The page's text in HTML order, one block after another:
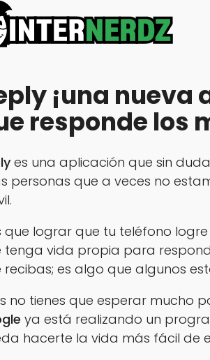
¡una nueva
responde los
es una aplicación que sin
personas que a veces no
que lograr que tu teléfono
tenga vida propia para
recibas; es algo que algunos
no tienes que esperar mucho
ya está realizando un
hacerte la vida más fácil de